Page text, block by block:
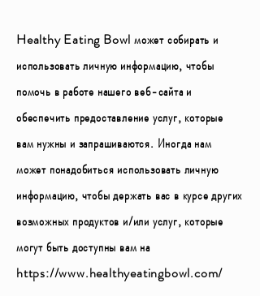
Healthy Eating Bowl может собирать и
использовать личную информацию, чтобы
помочь в работе нашего веб-сайта и
обеспечить предоставление услуг, которые
вам нужны и запрашиваются. Иногда нам
может понадобиться использовать личную
информацию, чтобы держать вас в курсе других
возможных продуктов и/или услуг, которые
могут быть доступны вам на
https://www.healthyeatingbowl.com/